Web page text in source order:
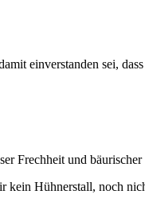
einverstanden sei,
Frechheit und
kein Hühnerstall, noch